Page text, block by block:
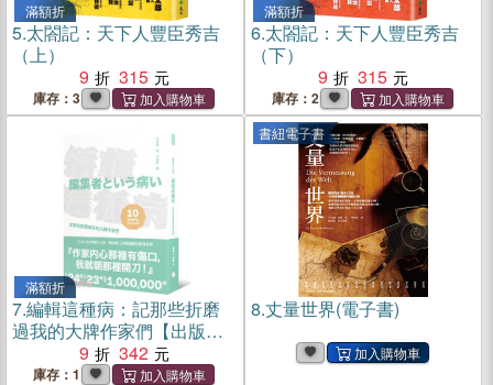
滿額折
5.太閤記：天下人豐臣秀吉
（上）
9
315
庫存：3
滿額折
6.太閤記：天下人豐臣秀吉
（下）
9
315
庫存：2
滿額折
7.編輯這種病：記那些折磨
過我的大牌作家們【出版十
週年紀念版】
9 342
庫存：1
書紐電子書
8.丈量世界(電子書)